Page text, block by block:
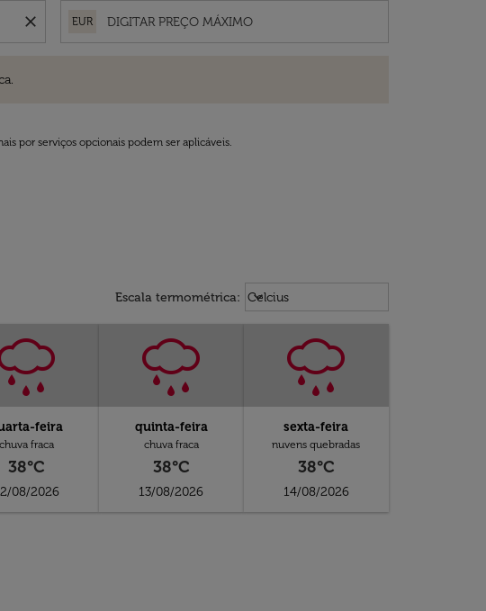
close EUR
por serviços opcionais podem ser aplicáveis.
Escala termométrica: Weather unit option Celcius
Celcius
keyboard_arrow_down
feira
chuva fraca
38°C
08/2026
quinta-feira
chuva fraca
38°C
13/08/2026
sexta-feira
nuvens quebradas
38°C
14/08/2026